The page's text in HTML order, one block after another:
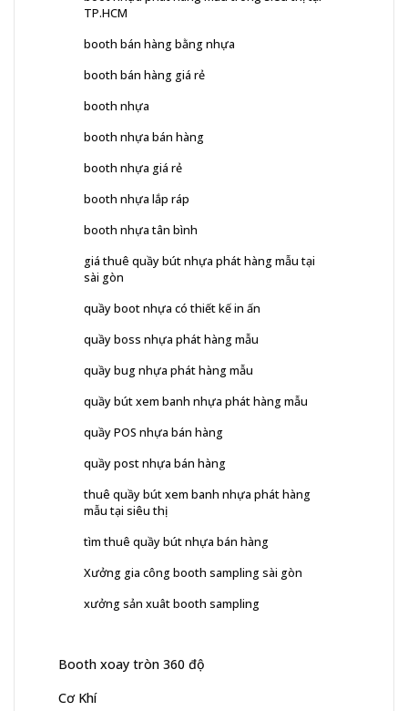
TP.HCM
booth bán hàng bằng nhựa
booth bán hàng giá rẻ
booth nhựa
booth nhựa bán hàng
booth nhựa giá rẻ
booth nhựa lắp ráp
booth nhựa tân bình
giá thuê quầy bút nhựa phát hàng mẫu tại
sài gòn
quầy boot nhựa có thiết kế in ấn
quầy boss nhựa phát hàng mẫu
quầy bug nhựa phát hàng mẫu
quầy bút xem banh nhựa phát hàng mẫu
quầy POS nhựa bán hàng
quầy post nhựa bán hàng
thuê quầy bút xem banh nhựa phát hàng
mẫu tại siêu thị
tìm thuê quầy bút nhựa bán hàng
Xưởng gia công booth sampling sài gòn
xưởng sản xuât booth sampling
Booth xoay tròn 360 độ
Cơ Khí